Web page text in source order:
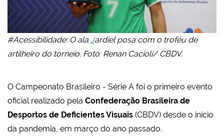
#Acessibilidade: O ala Jardiel posa com o troféu de
artilheiro do torneio. Foto: Renan Cacioli/ CBDV.
O Campeonato Brasileiro - Série A foi o primeiro evento
oficial realizado pela Confederação Brasileira de
Desportos de Deficientes Visuais (CBDV) desde o início
da pandemia, em março do ano passado.